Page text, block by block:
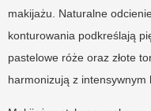
makijażu. Naturalne
konturowania podkreślają
pastelowe róże oraz złote
harmonizują z intensywnym